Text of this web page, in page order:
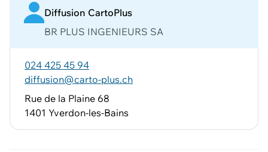
Diffusion CartoPlus
BR PLUS INGENIEURS SA
024 425 45 94
diffusion@carto-plus.ch
Rue de la Plaine 68
1401 Yverdon-les-Bains